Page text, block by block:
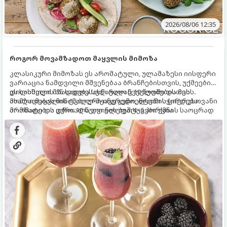
2026/08/06 12:35
როგორ მოვამზადოთ მაყვლის მიმოზა
კლასიკური მიმოზას ეს არომატული, ულამაზესი იისფერი
ვარიაცია ნამდვილი მშვენებაა ბრანჩებისთვის, უქმეების
დილისთვის ან სადღესასწაულო წვეულებებისთვის.
ახალი მაყვლის ტკბილ-მჟავე გემო, ლაიმის ციტრუსოვანი
არომატი და ცქრიალა ღვინის ბუშტუკები ქმნის საოცრად
დახვეწილ და მაგრილებელ კოქტეილს.
ეს სასმელი მზადდება სულ რაღაც 10 წუთში და მის
მომზადებას მინიმალური ინგრედიენტები სჭირდება.
მომზადების დრო: 10 წუთი ულუფა: 4–6 პორცია